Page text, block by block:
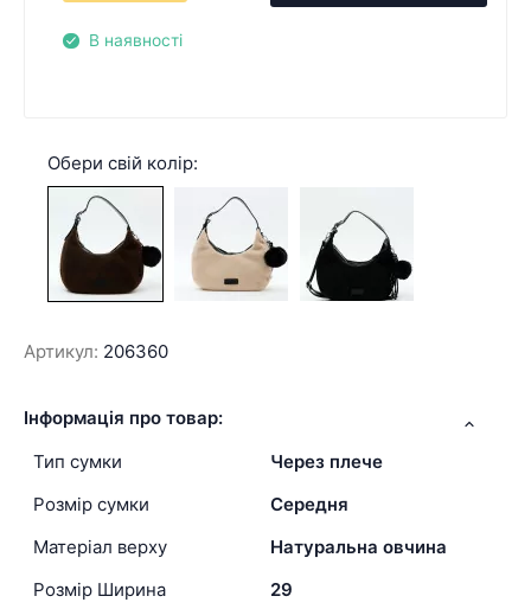
В наявності
Обери свій колір:
Артикул: 206360
Інформація про товар:
Тип сумки
Через плече
Розмір сумки
Середня
Матеріал верху
Натуральна овчина
Розмір Ширина
29